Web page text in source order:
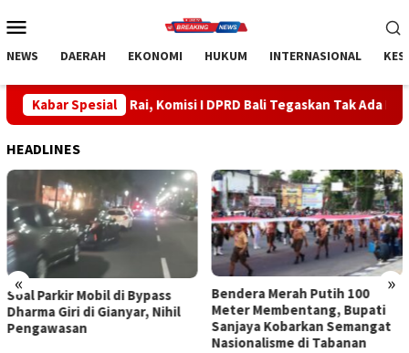
ke
Mobile
NEWS DAERAH EKONOMI HUKUM INTERNASIONAL
Kabar Spesial
Rai, Komisi I DPRD Bali Tegaskan Tak Ada Indikasi
HEADLINES
« »
Bendera Merah Putih 100
Meter Membentang, Bupati
Sanjaya Kobarkan Semangat
Sidak Bea Cukai Ngurah Rai,
Komisi I DPRD Bali Tegaskan
Tak Ada Indikasi
Penyalahgunaan Barang